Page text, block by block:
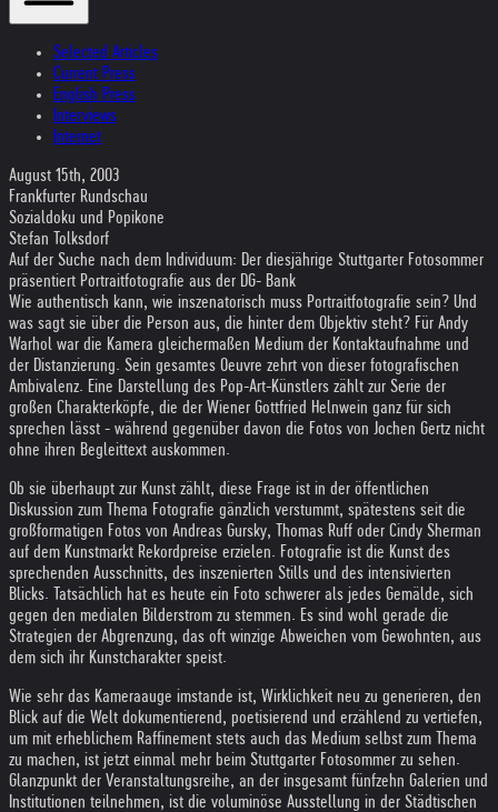
Selected Articles
Current Press
English Press
Interviews
Internet
August 15th, 2003
Frankfurter Rundschau
Sozialdoku und Popikone
Stefan Tolksdorf
Auf der Suche nach dem Individuum: Der diesjährige Stuttgarter Fotosommer
präsentiert Portraitfotografie aus der DG- Bank
Wie authentisch kann, wie inszenatorisch muss Portraitfotografie sein? Und
was sagt sie über die Person aus, die hinter dem Objektiv steht? Für Andy
Warhol war die Kamera gleichermaßen Medium der Kontaktaufnahme und
der Distanzierung. Sein gesamtes Oeuvre zehrt von dieser fotografischen
Ambivalenz. Eine Darstellung des Pop-Art-Künstlers zählt zur Serie der
großen Charakterköpfe, die der Wiener Gottfried Helnwein ganz für sich
sprechen lässt - während gegenüber davon die Fotos von Jochen Gertz nicht
ohne ihren Begleittext auskommen.
Ob sie überhaupt zur Kunst zählt, diese Frage ist in der öffentlichen
Diskussion zum Thema Fotografie gänzlich verstummt, spätestens seit die
großformatigen Fotos von Andreas Gursky, Thomas Ruff oder Cindy Sherman
auf dem Kunstmarkt Rekordpreise erzielen. Fotografie ist die Kunst des
sprechenden Ausschnitts, des inszenierten Stills und des intensivierten
Blicks. Tatsächlich hat es heute ein Foto schwerer als jedes Gemälde, sich
gegen den medialen Bilderstrom zu stemmen. Es sind wohl gerade die
Strategien der Abgrenzung, das oft winzige Abweichen vom Gewohnten, aus
dem sich ihr Kunstcharakter speist.
Wie sehr das Kameraauge imstande ist, Wirklichkeit neu zu generieren, den
Blick auf die Welt dokumentierend, poetisierend und erzählend zu vertiefen,
um mit erheblichem Raffinement stets auch das Medium selbst zum Thema
zu machen, ist jetzt einmal mehr beim Stuttgarter Fotosommer zu sehen.
Glanzpunkt der Veranstaltungsreihe, an der insgesamt fünfzehn Galerien und
Institutionen teilnehmen, ist die voluminöse Ausstellung in der Städtischen